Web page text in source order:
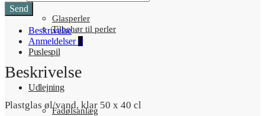
Glasperler
Tilbehør til perler
Puslespil
Udlejning
Fadølsanlæg
Send
Beskrivelse
Anmeldelser0
Beskrivelse
Plastglas øl/vand, klar 50 x 40 cl